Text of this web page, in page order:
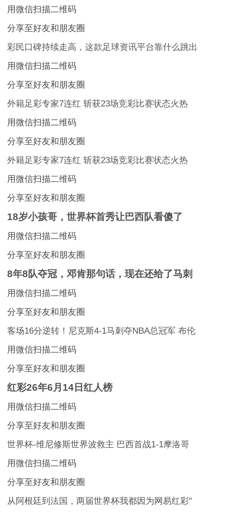
用微信扫描二维码
分享至好友和朋友圈
彩民口碑持续走高，这款足球资讯平台靠什么跳出
用微信扫描二维码
分享至好友和朋友圈
外籍足彩专家7连红 斩获23场竞彩比赛状态火热
用微信扫描二维码
分享至好友和朋友圈
外籍足彩专家7连红 斩获23场竞彩比赛状态火热
用微信扫描二维码
分享至好友和朋友圈
18岁小孩哥，世界杯首秀让巴西队看傻了
用微信扫描二维码
分享至好友和朋友圈
8年8队夺冠，邓肯那句话，现在还给了马刺
用微信扫描二维码
分享至好友和朋友圈
客场16分逆转！尼克斯4-1马刺夺NBA总冠军 布伦
用微信扫描二维码
分享至好友和朋友圈
红彩26年6月14日红人榜
用微信扫描二维码
分享至好友和朋友圈
世界杯-维尼修斯世界波救主 巴西首战1-1摩洛哥
用微信扫描二维码
分享至好友和朋友圈
从阿根廷到法国，两届世界杯我都因为网易红彩"